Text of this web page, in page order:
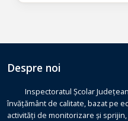
Despre noi
Inspectoratul Școlar
învățământ de calitate, bazat pe
activități de monitorizare și